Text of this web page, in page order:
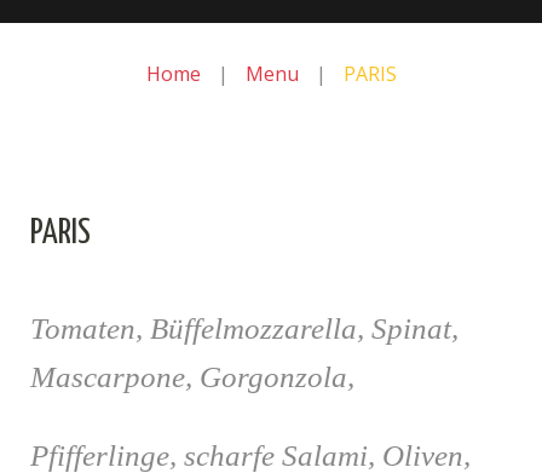
Home | Menu | PARIS
PARIS
Tomaten, Büffelmozzarella, Spinat,
Mascarpone, Gorgonzola,
Pfifferlinge, scharfe Salami, Oliven,